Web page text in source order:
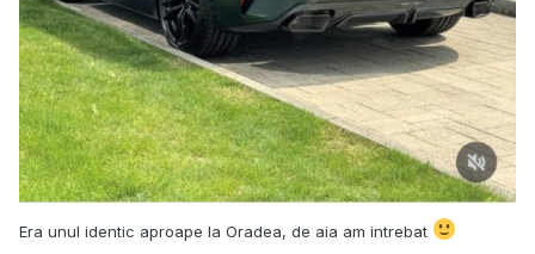
Era unul identic aproape la Oradea, de aia am intrebat